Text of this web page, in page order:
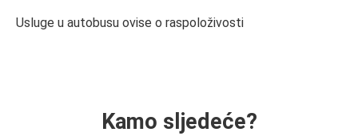
Usluge u autobusu ovise o raspoloživosti
Kamo sljedeće?